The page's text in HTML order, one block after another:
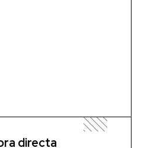
directa